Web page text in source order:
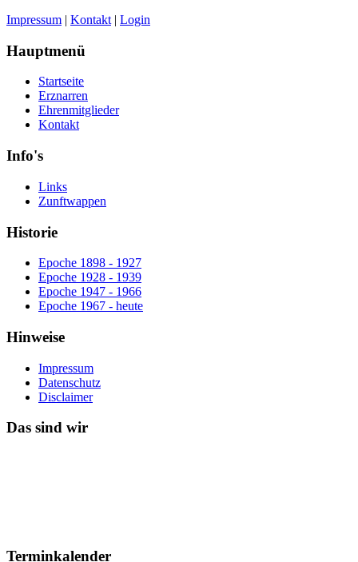
Impressum | Kontakt | Login
Hauptmenü
Startseite
Erznarren
Ehrenmitglieder
Kontakt
Info's
Links
Zunftwappen
Historie
Epoche 1898 - 1927
Epoche 1928 - 1939
Epoche 1947 - 1966
Epoche 1967 - heute
Hinweise
Impressum
Datenschutz
Disclaimer
Das sind wir
Terminkalender